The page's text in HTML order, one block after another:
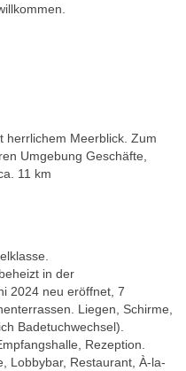
herrlichem Meerblick. Zum
Umgebung Geschäfte,
11 km
in der
2024 neu eröffnet, 7
Liegen, Schirme,
Badetuchwechsel).
Rezeption.
Lobbybar, Restaurant, À-la-